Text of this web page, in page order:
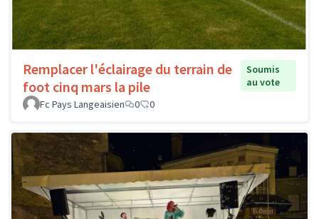
Remplacer l'éclairage du terrain de
foot cinq mars la pile
Soumis
au vote
Fc Pays Langeaisien
0 0